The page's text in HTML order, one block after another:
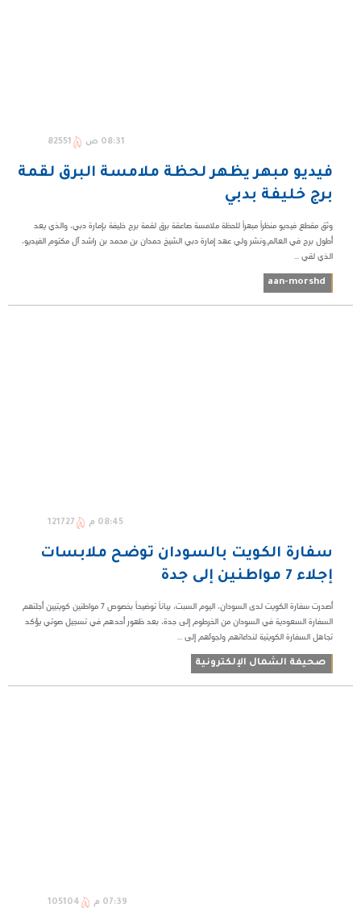
08:31 ص 82551
فيديو مبهر يظهر لحظة ملامسة البرق لقمة
برج خليفة بدبي
وثق مقطع فيديو منظراً مبهراً للحظة ملامسة صاعقة برق لقمة برج خليفة بإمارة دبي، والذي يعد
أطول برج في العالم.ونشر ولي عهد إمارة دبي الشيخ حمدان بن محمد بن راشد آل مكتوم الفيديو،
الذي لقي ...
aan-morshd
08:45 م 121727
سفارة الكويت بالسودان توضح ملابسات
إجلاء 7 مواطنين إلى جدة
أصدرت سفارة الكويت لدى السودان، اليوم السبت، بياناً توضيحاً بخصوص 7 مواطنين كويتيين أجلتهم
السفارة السعودية في السودان من الخرطوم إلى جدة، بعد ظهور أحدهم في تسجيل صوتي يؤكد
تجاهل السفارة الكويتية لنداءاتهم ولجوئهم إلى ...
صحيفة الشمال الإلكترونية
07:39 م 105104